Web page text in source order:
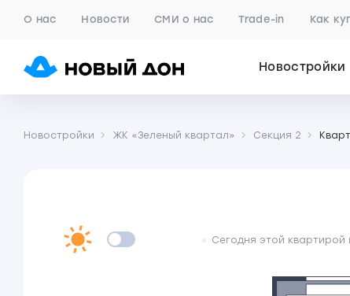
О нас Новости СМИ о нас Trade-in Как
Новостройки
Новостройки ЖК «Зеленый квартал» Секция 2
Сегодня этой квартирой